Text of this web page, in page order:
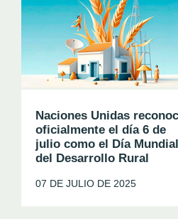
Naciones Unidas
oficialmente el día 6 de
julio como el Día Mundial
del Desarrollo Rural
07 DE JULIO DE 2025